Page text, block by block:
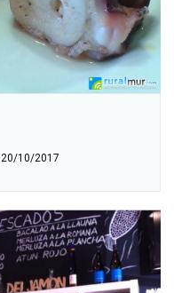
20/10/2017